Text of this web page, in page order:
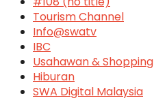
Tourism Channel
Info@swatv
IBC
Usahawan & Shopping
Hiburan
SWA Digital Malaysia